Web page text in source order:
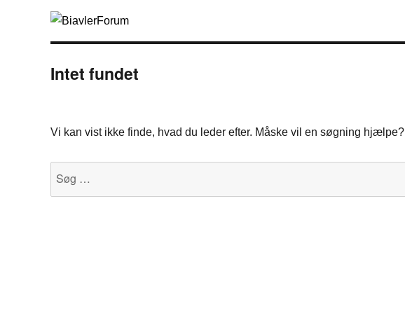
Intet fundet
Vi kan vist ikke finde, hvad du leder efter. Måske vil en søgning hjælpe?